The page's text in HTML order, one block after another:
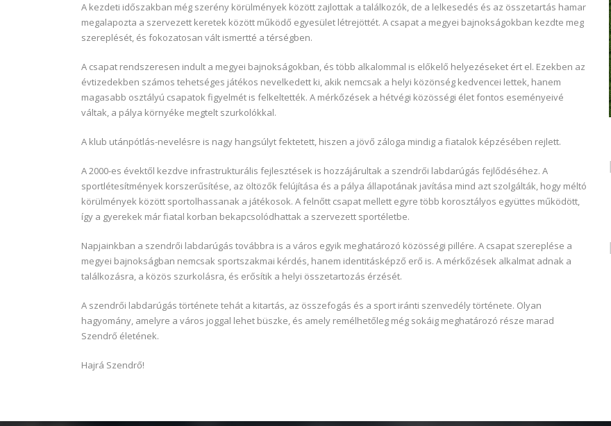
A kezdeti időszakban még szerény körülmények között zajlottak a találkozók, de a lelkesedés és az összetartás hamar
megalapozta a szervezett keretek között működő egyesület létrejöttét. A csapat a megyei bajnokságokban kezdte meg
szereplését, és fokozatosan vált ismertté a térségben.
A csapat rendszeresen indult a megyei bajnokságokban, és több alkalommal is előkelő helyezéseket ért el. Ezekben az
évtizedekben számos tehetséges játékos nevelkedett ki, akik nemcsak a helyi közönség kedvencei lettek, hanem
magasabb osztályú csapatok figyelmét is felkeltették. A mérkőzések a hétvégi közösségi élet fontos eseményeivé
váltak, a pálya környéke megtelt szurkolókkal.
A klub utánpótlás-nevelésre is nagy hangsúlyt fektetett, hiszen a jövő záloga mindig a fiatalok képzésében rejlett.
A 2000-es évektől kezdve infrastrukturális fejlesztések is hozzájárultak a szendrői labdarúgás fejlődéséhez. A
sportlétesítmények korszerűsítése, az öltözők felújítása és a pálya állapotának javítása mind azt szolgálták, hogy méltó
körülmények között sportolhassanak a játékosok. A felnőtt csapat mellett egyre több korosztályos együttes működött,
így a gyerekek már fiatal korban bekapcsolódhattak a szervezett sportéletbe.
Napjainkban a szendrői labdarúgás továbbra is a város egyik meghatározó közösségi pillére. A csapat szereplése a
megyei bajnokságban nemcsak sportszakmai kérdés, hanem identitásképző erő is. A mérkőzések alkalmat adnak a
találkozásra, a közös szurkolásra, és erősítik a helyi összetartozás érzését.
A szendrői labdarúgás története tehát a kitartás, az összefogás és a sport iránti szenvedély története. Olyan
hagyomány, amelyre a város joggal lehet büszke, és amely remélhetőleg még sokáig meghatározó része marad
Szendrő életének.
Hajrá Szendrő!